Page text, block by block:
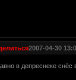
2007-04-30
в депреснеке снёс